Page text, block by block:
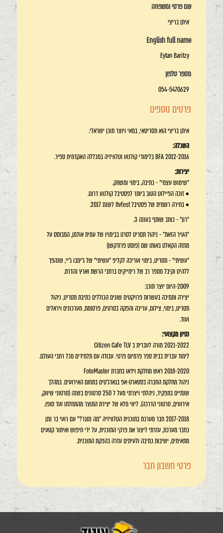
שם פרטי ומשפחה
איתן בריצי
English full name
Eytan Baritzy
מספר טלפון
054-5470629
פרטים נוספים
איתן בריצי הוא תסריטאי, במאי ויוצר תוכן ישראלי.
השכלה:
BFA 2012-2016 בלימודי קולנוע וטלוויזיה במכללה האקדמית ספיר.
יצירות:
"שימוש עצמי" - כתיבה, בימוי ומשחק.
• זוכה הפיילוט הטוב ביותר לפסטיבל קולנוע דרום.
• בחירה רשמית של פסטיבל Itvfest לשנת 2017.
"רון" - כותב שותף בעונה 3.
"העיר הזאת" - ניהול תסריט לסרט בבימויו של עמית אולמן, המבוסס על
מחזה הקאלט באותו שם (פוסט פרודקשן)
"עשיתי" - תסריט, בימוי ועריכה לקליפ "עשיתי" של ג'ימבו ג'יי, שנהפך
ללהיט וקיבל מספר רב של רימייקים ברחבי הרשת וארץ נהדרת.
2009-היום יוצר תוכן:
יצירה ותמיכה בעשרות פרויקטים שונים הכוללים כתיבת תסריט, ניהול
תסריט, בימוי, צילום, עריכה והפקה בסרטים, פרסומת, מערכונים ויראלים
ועוד.
נסיון מקצועי:
2021-2022 מורה לעברית ב Citizen Cafe TLV
לימוד עברית בבית ספר פרמיום פרטי. עבודה עם תלמידים מכל רחבי העולם.
2018-2020 ראש מחלקת וידאו בחברת FotoMaster
ניהול מחלקת החברה בסטארט-אפ בגאדג'טים בתחום האירועים. במהלך
שנתיים בתפקיד, ניהלתי ויצרתי מעל ל 250 סרטונים בשנה (סרטוני שיווק,
אירועים, סרטוני הדרכה). ליווי מלא של יצירת התוצר מהתחלתו ועד סופו.
2017-2018 חבר מערכת בתוכנית הטלוויזיה "מה נסגר?" עם רועי בר נתן
כחבר מערכת, עזרתי ליצור את פרקי התוכנית, על ידי חיפוש ואיתור קטעים
מתאימים, ישיבות כתיבה ולעיתים עזרה בהפקת התוכנית.
פרטי חשבון חבר